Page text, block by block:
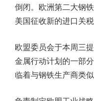
倒闭。欧洲第二大钢
美国征收新的进口关
欧盟委员会于本周三
金属行动计划的一部
临着与钢铁生产商类似